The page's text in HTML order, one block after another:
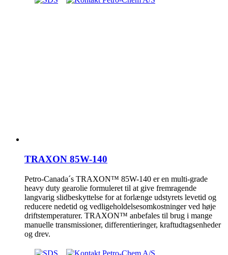
TRAXON 85W-140
Petro-Canada´s TRAXON™ 85W-140 er en multi-grade
heavy duty gearolie formuleret til at give fremragende
langvarig slidbeskyttelse for at forlænge udstyrets levetid og
reducere nedetid og vedligeholdelsesomkostninger ved høje
driftstemperaturer. TRAXON™ anbefales til brug i mange
manuelle transmissioner, differentieringer, kraftudtagsenheder
og drev.